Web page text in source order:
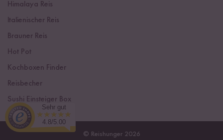
Himalaya Reis
Italienischer Reis
Brauner Reis
Hot Pot
Kochboxen Finder
Reisbecher
Sushi Einsteiger Box
© Reishunger 2026
Sehr gut
4.8/5.00